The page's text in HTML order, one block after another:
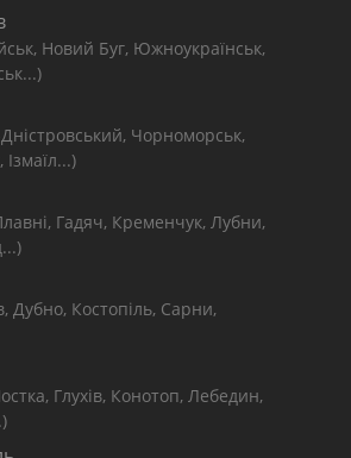
Новий Буг, Южноукраїнськ,
Дністровський, Чорноморськ,
Ізмаїл...)
Гадяч, Кременчук, Лубни,
Дубно, Костопіль, Сарни,
Глухів, Конотоп, Лебедин,